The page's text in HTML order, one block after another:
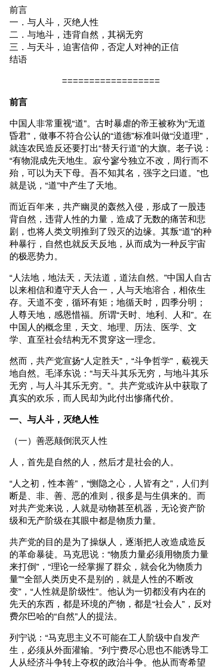
前言
一．与人斗，灭绝人性
二．与地斗，违背自然，其祸无穷
三．与天斗，迫害信仰，否定人对神的正信
结语
==================
前言
中国人非常重视“道”。古时暴虐的帝王被称为“无道
昏君”，做事不符合公认的“道德”标准叫做“没道理”，
就连农民造反还要打出“替天行道”的大旗。老子说：
“有物混成先天地生。寂兮寥兮独立不改，周行而不
殆，可以为天下母。吾不知其名，强字之曰道。”也
就是说，“道”中产生了天地。
而近百年来，共产幽灵的轰然入侵，形成了一股违
背自然，违背人性的力量，造成了无数的痛苦和悲
剧，也将人类文明推到了毁灭的边缘。其叛“道”的种
种暴行，自然也就反天反地，从而成为一种反宇宙
的极恶势力。
“人法地，地法天，天法道，道法自然。”中国人自古
以来相信和遵守天人合一，人与天地溶合，相依生
存。天道不变，循环有矩；地循天时，四季分明；
人尊天地，感恩惜福。所谓“天时、地利、人和”。在
中国人的概念里，天文、地理、历法、医学、文
学、直至社会结构无不贯穿这一理念。
然而，共产党宣扬“人定胜天”，“斗争哲学”，藐视天
地自然。毛泽东说：“与天斗其乐无穷，与地斗其乐
无穷，与人斗其乐无穷。”。共产党或许从中获取了
真实的欢乐，而人民却为此付出惨痛代价。
一、与人斗，灭绝人性
（一）善恶颠倒泯灭人性
人，首先是自然的人，然后才是社会的人。
“人之初，性本善”，“恻隐之心，人皆有之”，人们判
断是、非、善、恶的准则，很多是与生俱来的。而
对共产党来说，人就是动物甚至机器，无论资产阶
级和无产阶级在其眼中都是物质力量。
共产党的目的是为了操纵人，逐渐把人改造成造反
的革命暴徒。马克思说：“物质力量必须用物质力量
来打倒”，“理论一经掌握了群众，就会化为物质力
量”“全部人类历史不是别的，就是人性的不断改
变”，“人性就是阶级性”。他认为一切都没有内在的
先天的东西，都是环境的产物，都是“社会人”，反对
费尔巴哈的“自然”人的提法。
列宁说：“马克思主义不可能在工人阶级中自发产
生，必须从外面灌输。”列宁费尽心思也不能诱导工
人从经济斗争转上夺权的政治斗争。他从而寄希望